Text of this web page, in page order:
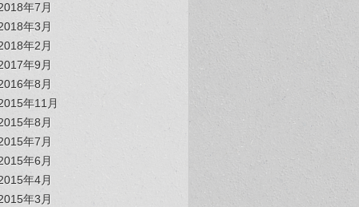
年7月
年3月
年2月
年9月
年8月
年11月
年8月
年7月
年6月
年4月
年3月